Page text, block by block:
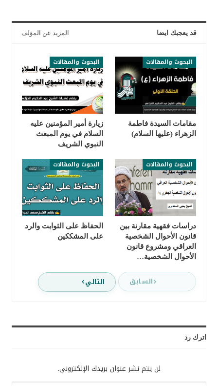
قد يعجبك ايضا المزيد عن المؤلف
البحوث والمقالات
مقامات السيدة فاطمة
الزهراء (عليها السلام)
البحوث والمقالات
زيارة أمير المؤمنين عليه
السلام في يوم المبعث
النبوي الشريف
البحوث والمقالات
دراسات فقهية مقارنة بين
قانون الأحوال الشخصية
العراقي ومشروع قانون
الأحوال الشخصية…
البحوث والمقالات
الحفاظ على الثوابت والرد
على المشككين
السابق التالي
اترك رد
لن يتم نشر عنوان بريدك الإلكتروني.